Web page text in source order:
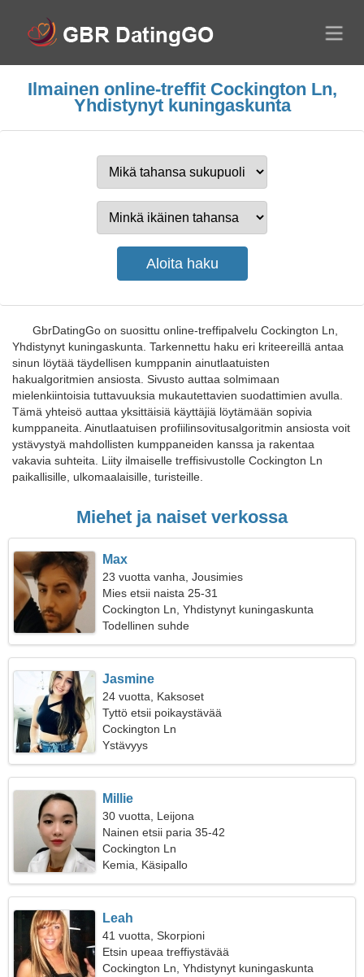
Ilmainen online-treffit Cockington Ln,
Yhdistynyt kuningaskunta
GbrDatingGo on suosittu online-treffipalvelu Cockington Ln,
Yhdistynyt kuningaskunta. Tarkennettu haku eri kriteereillä antaa
sinun löytää täydellisen kumppanin ainutlaatuisten
hakualgoritmien ansiosta. Sivusto auttaa solmimaan
mielenkiintoisia tuttavuuksia mukautettavien suodattimien avulla.
Tämä yhteisö auttaa yksittäisiä käyttäjiä löytämään sopivia
kumppaneita. Ainutlaatuisen profiilinsovitusalgoritmin ansiosta voit
ystävystyä mahdollisten kumppaneiden kanssa ja rakentaa
vakavia suhteita. Liity ilmaiselle treffisivustolle Cockington Ln
paikallisille, ulkomaalaisille, turisteille.
Miehet ja naiset verkossa
Max
23 vuotta vanha, Jousimies
Mies etsii naista 25-31
Cockington Ln, Yhdistynyt kuningaskunta
Todellinen suhde
Jasmine
24 vuotta, Kaksoset
Tyttö etsii poikaystävää
Cockington Ln
Ystävyys
Millie
30 vuotta, Leijona
Nainen etsii paria 35-42
Cockington Ln
Kemia, Käsipallo
Leah
41 vuotta, Skorpioni
Etsin upeaa treffiystävää
Cockington Ln, Yhdistynyt kuningaskunta